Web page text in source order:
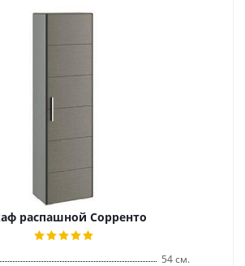
распашной Сорренто
54 см.